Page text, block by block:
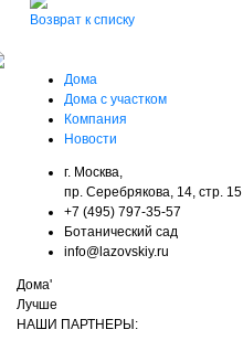
Возврат к списку
Дома
Дома с участком
Компания
Новости
г. Москва,
пр. Серебрякова, 14, стр. 15
+7 (495) 797-35-57
Ботанический сад
info@lazovskiy.ru
Дома'
Лучше
НАШИ ПАРТНЕРЫ: